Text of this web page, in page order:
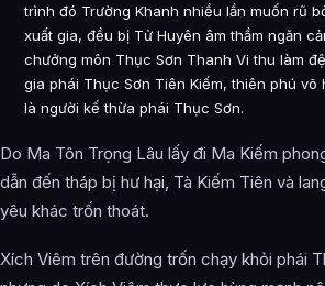
trình đó Trường Khanh nhiều lần muốn rũ
xuất gia, đều bị Tử Huyên âm thầm ngăn
chưởng môn Thục Sơn Thanh Vi thu làm
gia phái Thục Sơn Tiên Kiếm, thiên phú
là người kế thừa phái Thục Sơn.
Do Ma Tôn Trọng Lâu lấy đi Ma Kiếm
dẫn đến tháp bị hư hại, Tà Kiếm Tiên và
yêu khác trốn thoát.
Xích Viêm trên đường trốn chạy khỏi phái